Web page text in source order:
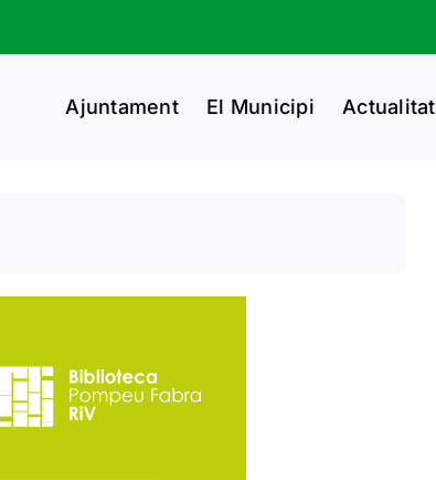
Ajuntament El Municipi Actualitat